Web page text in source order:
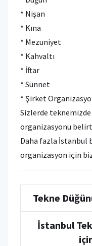
* Nişan
* Kına
* Mezuniyet
* Kahvaltı
* İftar
* Sünnet
* Şirket
Sizlerde
organizasyonu
Daha fazla İstanbul
organizasyon için
Tekne
İstanbul